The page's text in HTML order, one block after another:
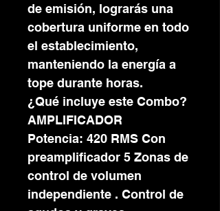
de emisión, lograrás una
cobertura uniforme en todo
el establecimiento,
manteniendo la energía a
tope durante horas.
¿Qué incluye este Combo?
AMPLIFICADOR
Potencia: 420 RMS Con
preamplificador 5 Zonas de
control de volumen
independiente . Control de